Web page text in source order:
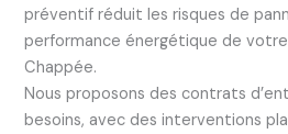
préventif réduit les risques de
performance énergétique de
Chappée.
Nous proposons des contrats
besoins, avec des interventions